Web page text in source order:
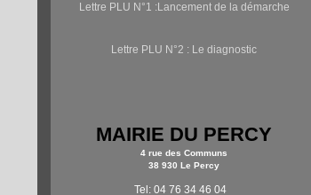
Lettre PLU N°1 :Lancement de la démarche
Lettre PLU N°2 : Le diagnostic
MAIRIE DU PERCY
4 rue des Communs
38 930 Le Percy
Tel: 04 76 34 46 04